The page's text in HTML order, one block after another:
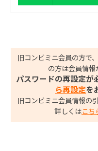
旧コンビミニ会員の方で
の方は会員情報
パスワードの再設定が
ら再設定を
旧コンビミニ会員情報の
詳しくはこち